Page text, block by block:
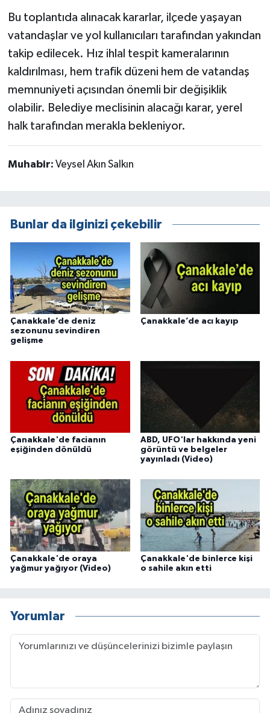
Bu toplantıda alınacak kararlar, ilçede yaşayan
vatandaşlar ve yol kullanıcıları tarafından yakından
takip edilecek. Hız ihlal tespit kameralarının
kaldırılması, hem trafik düzeni hem de vatandaş
memnuniyeti açısından önemli bir değişiklik
olabilir. Belediye meclisinin alacağı karar, yerel
halk tarafından merakla bekleniyor.
Muhabir: Veysel Akın Salkın
Bunlar da ilginizi çekebilir
Çanakkale’de deniz
sezonunu sevindiren
gelişme
Çanakkale’de acı kayıp
Çanakkale'de facianın
eşiğinden dönüldü
ABD, UFO'lar hakkında yeni
görüntü ve belgeler
yayınladı (Video)
Çanakkale'de oraya
yağmur yağıyor (Video)
Çanakkale'de binlerce kişi
o sahile akın etti
Yorumlar